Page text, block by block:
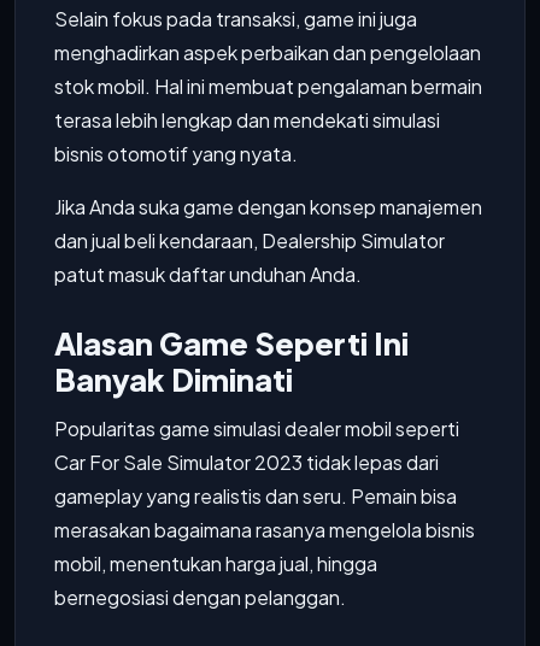
Selain fokus pada transaksi, game ini juga
menghadirkan aspek perbaikan dan pengelolaan
stok mobil. Hal ini membuat pengalaman bermain
terasa lebih lengkap dan mendekati simulasi
bisnis otomotif yang nyata.
Jika Anda suka game dengan konsep manajemen
dan jual beli kendaraan, Dealership Simulator
patut masuk daftar unduhan Anda.
Alasan Game Seperti Ini
Banyak Diminati
Popularitas game simulasi dealer mobil seperti
Car For Sale Simulator 2023 tidak lepas dari
gameplay yang realistis dan seru. Pemain bisa
merasakan bagaimana rasanya mengelola bisnis
mobil, menentukan harga jual, hingga
bernegosiasi dengan pelanggan.